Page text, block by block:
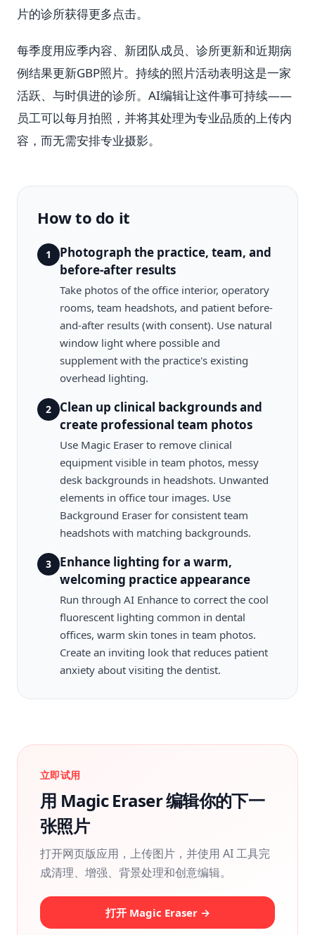
片的诊所获得更多点击。
每季度用应季内容、新团队成员、诊所更新和近期病
例结果更新GBP照片。持续的照片活动表明这是一家
活跃、与时俱进的诊所。AI编辑让这件事可持续——
员工可以每月拍照，并将其处理为专业品质的上传内
容，而无需安排专业摄影。
How to do it
1
Photograph the practice, team, and
before-after results
Take photos of the office interior, operatory
rooms, team headshots, and patient before-
and-after results (with consent). Use natural
window light where possible and
supplement with the practice's existing
overhead lighting.
2
Clean up clinical backgrounds and
create professional team photos
Use Magic Eraser to remove clinical
equipment visible in team photos, messy
desk backgrounds in headshots. Unwanted
elements in office tour images. Use
Background Eraser for consistent team
headshots with matching backgrounds.
3
Enhance lighting for a warm,
welcoming practice appearance
Run through AI Enhance to correct the cool
fluorescent lighting common in dental
offices, warm skin tones in team photos.
Create an inviting look that reduces patient
anxiety about visiting the dentist.
立即试用
用 Magic Eraser 编辑你的下一
张照片
打开网页版应用，上传图片，并使用 AI 工具完
成清理、增强、背景处理和创意编辑。
打开 Magic Eraser →